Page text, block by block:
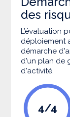
des
L’évaluation
déploiement
démarche
d'un plan de
d'activité.
4/4